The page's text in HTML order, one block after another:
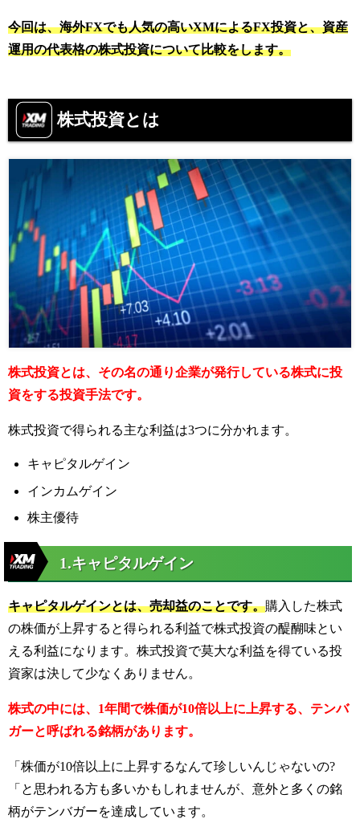
今回は、海外FXでも人気の高いXMによるFX投資と、資産
運用の代表格の株式投資について比較をします。
株式投資とは
株式投資とは、その名の通り企業が発行している株式に投
資をする投資手法です。
株式投資で得られる主な利益は3つに分かれます。
キャピタルゲイン
インカムゲイン
株主優待
1.キャピタルゲイン
キャピタルゲインとは、売却益のことです。購入した株式
の株価が上昇すると得られる利益で株式投資の醍醐味とい
える利益になります。 株式投資で莫大な利益を得ている投
資家は決して少なくありません。
株式の中には、1年間で株価が10倍以上に上昇する、テンバ
ガーと呼ばれる銘柄があります。
「株価が10倍以上に上昇するなんて珍しいんじゃないの?
「と思われる方も多いかもしれませんが、意外と多くの銘
柄がテンバガーを達成しています。